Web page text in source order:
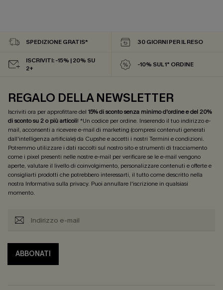
SPEDIZIONE GRATIS* 30 GIORNI PER IL RESO
ISCRIVITI: -15% | 20% SU
2+
-10% SUL 1° ORDINE
REGALO DELLA NEWSLETTER
Iscriviti ora per approfittare del 15% di sconto senza minimo d'ordine e del 20%
di sconto su 2 o più articoli! *Un codice per ordine. Inserendo il tuo indirizzo e-
mail, acconsenti a ricevere e-mail di marketing (compresi contenuti generati
dall'intelligenza artificiale) da Cupshe e accetti i nostri Termini e condizioni.
Potremmo utilizzare i dati raccolti sul nostro sito e strumenti di tracciamento
come i pixel presenti nelle nostre e-mail per verificare se le e-mail vengono
aperte, valutare il livello di coinvolgimento, personalizzare contenuti e offerte e
consigliarti prodotti che potrebbero interessarti, il tutto come descritto nella
nostra Informativa sulla privacy. Puoi annullare l'iscrizione in qualsiasi
momento.
ABBONATI